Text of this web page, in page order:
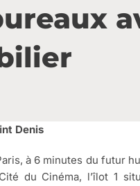
Denis
à 6 minutes du futur
du Cinéma, l’îlot 1